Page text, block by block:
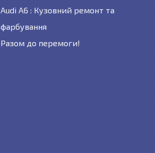
Audi A6 : Кузовний ремонт та
фарбування
Разом до перемоги!